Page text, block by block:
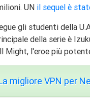
UN il sequel è
gli studenti della
della serie è
Might, l'eroe più
migliore VPN per